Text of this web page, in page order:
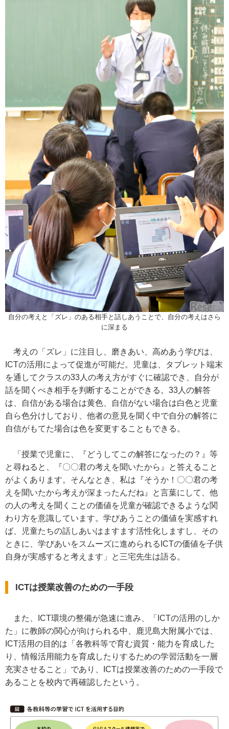
自分の考えと「ズレ」のある相手と話しあうことで、自分の考えはさら
に深まる
考えの「ズレ」に注目し、磨きあい、高めあう学びは、
ICTの活用によって促進が可能だ。児童は、タブレット端末
を通してクラスの33人の考え方がすぐに確認でき、自分が
話を聞くべき相手を判断することができる。33人の解答
は、自信がある場合は黄色、自信がない場合は白色と児童
自ら色分けしており、他者の意見を聞く中で自分の解答に
自信がもてた場合は色を変更することもできる。
「授業で児童に、『どうしてこの解答になったの？』等
と尋ねると、『〇〇君の考えを聞いたから』と答えること
がよくあります。そんなとき、私は『そうか！〇〇君の考
えを聞いたから考えが深まったんだね』と言葉にして、他
の人の考えを聞くことの価値を児童が確認できるような関
わり方を意識しています。学びあうことの価値を実感すれ
ば、児童たちの話しあいはますます活性化しますし、その
ときに、学びあいをスムーズに進められるICTの価値を子供
自身が実感すると考えます」と三宅先生は語る。
ICTは授業改善のための一手段
また、ICT環境の整備が急速に進み、「ICTの活用のしか
た」に教師の関心が向けられる中、鹿児島大附属小では、
ICT活用の目的は「各教科等で育む資質・能力を育成した
り、情報活用能力を育成したりするための学習活動を一層
充実させること」であり、ICTは授業改善のための一手段で
あることを校内で再確認したという。